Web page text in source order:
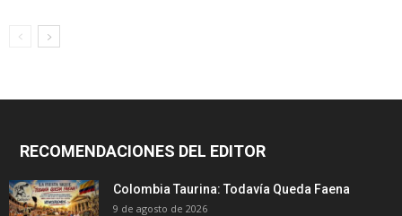
RECOMENDACIONES DEL EDITOR
Colombia Taurina: Todavía Queda Faena
9 de agosto de 2026